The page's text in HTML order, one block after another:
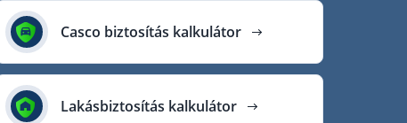
Casco biztosítás kalkulátor
Lakásbiztosítás kalkulátor